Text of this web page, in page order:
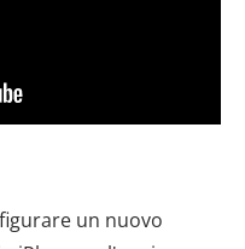
un nuovo